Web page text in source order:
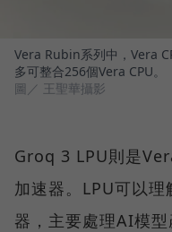
Vera Rubin系列中，Vera
多可整合256個Vera CPU。
圖／ 王聖華攝影
Groq 3 LPU則是
加速器。LPU可以
器，主要處理AI模